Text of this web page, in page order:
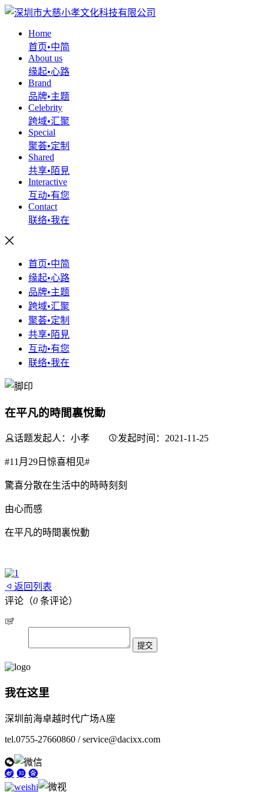
Home
首页•中简
About us
缘起•心路
Brand
品牌•主题
Celebrity
跨域•汇聚
Special
聚荟•定制
Shared
共享•陌見
Interactive
互动•有您
Contact
联络•我在
首页•中简
缘起•心路
品牌•主题
跨域•汇聚
聚荟•定制
共享•陌見
互动•有您
联络•我在
在平凡的時間裏悅動
话题发起人：小孝 发起时间：2021-11-25
#11月29日惊喜相见#
驚喜分散在生活中的時時刻刻
由心而感
在平凡的時間裏悅動
返回列表
评论（0 条评论）
我在这里
深圳前海卓越时代广场A座
tel.0755-27660860 / service@dacixx.com